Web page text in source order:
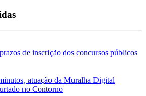
de inscrição dos concursos públicos
atuação da Muralha Digital
no Contorno